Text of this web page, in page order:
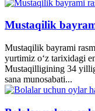
Mustaqilik
Mustaqilik bayrami
yurtimiz o‘z tarixidagi
Mustaqilligining 34
sana munosabati...